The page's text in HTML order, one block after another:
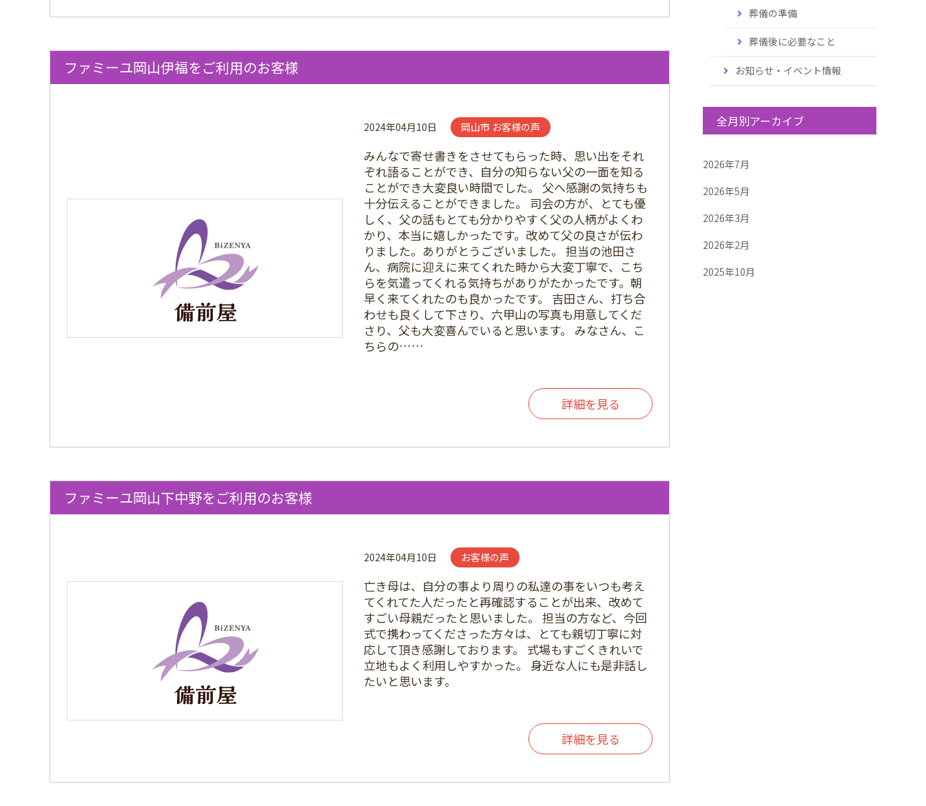
ファミーユ岡山伊福をご利用のお客様
2024年04月10日 岡山市 お客様の声
みんなで寄せ書きをさせてもらった時、思い出をそれ
ぞれ語ることができ、自分の知らない父の一面を知る
ことができ大変良い時間でした。 父へ感謝の気持ちも
十分伝えることができました。 司会の方が、とても優
しく、父の話もとても分かりやすく父の人柄がよくわ
かり、本当に嬉しかったです。改めて父の良さが伝わ
りました。ありがとうございました。 担当の池田さ
ん、病院に迎えに来てくれた時から大変丁寧で、こち
らを気遣ってくれる気持ちがありがたかったです。朝
早く来てくれたのも良かったです。 吉田さん、打ち合
わせも良くして下さり、六甲山の写真も用意してくだ
さり、父も大変喜んでいると思います。 みなさん、こ
ちらの……
詳細を見る
ファミーユ岡山下中野をご利用のお客様
2024年04月10日 お客様の声
亡き母は、自分の事より周りの私達の事をいつも考え
てくれてた人だったと再確認することが出来、改めて
すごい母親だったと思いました。 担当の方など、今回
式で携わってくださった方々は、とても親切丁寧に対
応して頂き感謝しております。 式場もすごくきれいで
立地もよく利用しやすかった。 身近な人にも是非話し
たいと思います。
詳細を見る
葬儀の準備
葬儀後に必要なこと
お知らせ・イベント情報
全月別アーカイブ
2026年7月
2026年5月
2026年3月
2026年2月
2025年10月